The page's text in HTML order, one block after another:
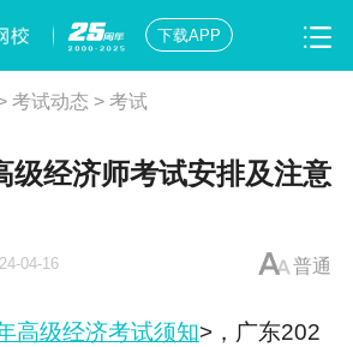
下载APP
考试动态 > 考试
级经济师考试安排及注意
普通
04-16
高级经济考试须知>，广东202